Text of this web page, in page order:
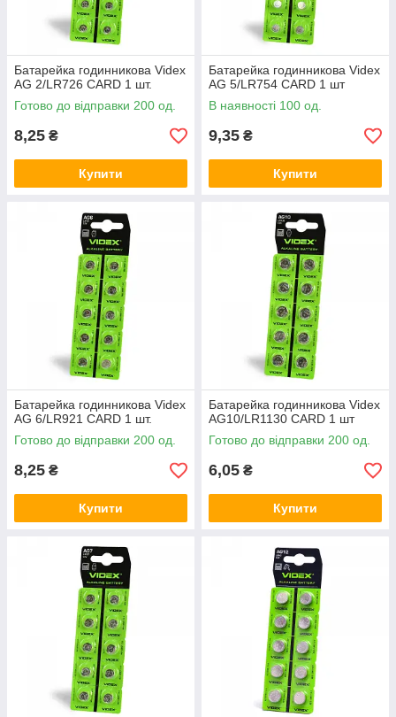
Батарейка годинникова Videx
AG 2/LR726 CARD 1 шт.
Готово до відправки 200 од.
8,25 ₴
Купити
Батарейка годинникова Videx
AG 5/LR754 CARD 1 шт
В наявності 100 од.
9,35 ₴
Купити
Батарейка годинникова Videx
AG 6/LR921 CARD 1 шт.
Готово до відправки 200 од.
8,25 ₴
Купити
Батарейка годинникова Videx
AG10/LR1130 CARD 1 шт
Готово до відправки 200 од.
6,05 ₴
Купити